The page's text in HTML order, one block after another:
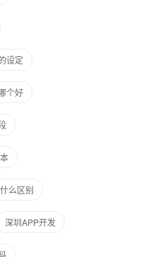
设定
个好
么区别
深圳APP开发